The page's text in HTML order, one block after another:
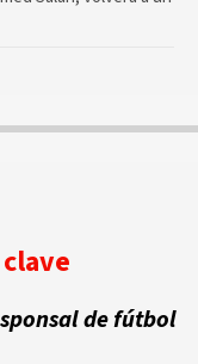
de fútbol